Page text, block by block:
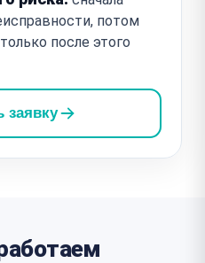
потом
после этого
заявку